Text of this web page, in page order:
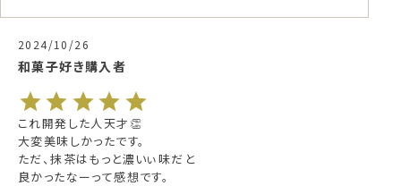
和菓子好き購入者
2024/10/26
これ開発した人天才👏
大変美味しかったです。
ただ、抹茶はもっと濃いぃ味だと
良かったなーって感想です。